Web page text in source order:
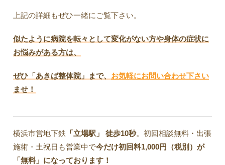
上記の詳細もぜひ一緒にご覧下さい。
似たように病院を転々として変化がない方や身体の症状に
お悩みがある方は、
ぜひ「あきば整体院」まで、 お気軽にお問い合わせ下さい
ませ！
横浜市営地下鉄 「立場駅」 徒歩10秒。初回相談無料・出張
施術・土祝日も営業中で今だけ初回料1,000円（税別）が
「無料」になっております！